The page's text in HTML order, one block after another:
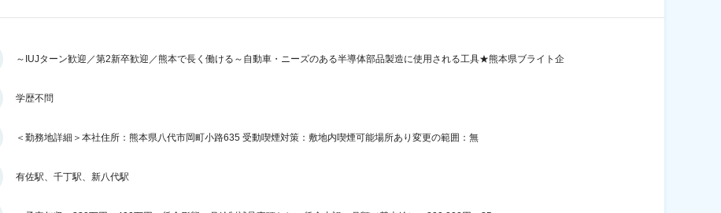
～IUJターン歓迎／第2新卒歓迎／熊本で長く働ける～自動車・ニーズのある半導体部品製造に使用される工具★熊本県ブライト企
学歴不問
＜勤務地詳細＞本社住所：熊本県八代市岡町小路635 受動喫煙対策：敷地内喫煙可能場所あり変更の範囲：無
有佐駅、千丁駅、新八代駅